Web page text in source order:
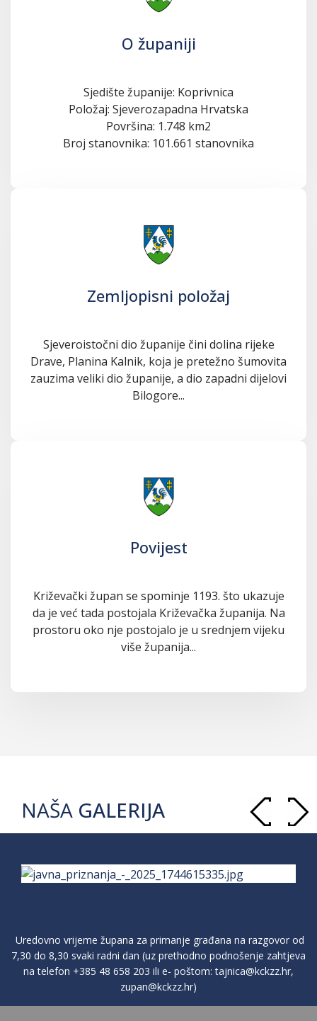
O županiji
Sjedište županije: Koprivnica
Položaj: Sjeverozapadna Hrvatska
Površina: 1.748 km2
Broj stanovnika: 101.661 stanovnika
Zemljopisni položaj
Sjeveroistočni dio županije čini dolina rijeke
Drave, Planina Kalnik, koja je pretežno šumovita
zauzima veliki dio županije, a dio zapadni dijelovi
Bilogore...
Povijest
Križevački župan se spominje 1193. što ukazuje
da je već tada postojala Križevačka županija. Na
prostoru oko nje postojalo je u srednjem vijeku
više županija...
NAŠA GALERIJA
Uredovno vrijeme župana za primanje građana na razgovor od
7,30 do 8,30 svaki radni dan (uz prethodno podnošenje zahtjeva
na telefon +385 48 658 203 ili e- poštom:tajnica@kckzz.hr,
zupan@kckzz.hr)